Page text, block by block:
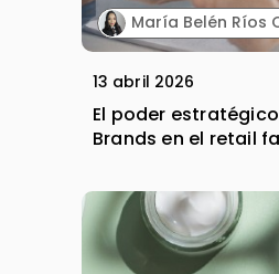
13 abril 2026
El poder
Brands en el retail